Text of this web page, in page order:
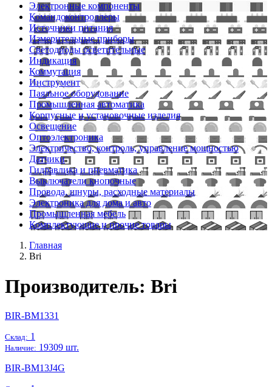
Электронные компоненты
Командоконтроллеры
Источники питания
Измерительные приборы
Светодиоды осветительные
Индикация
Коммутация
Инструмент
Паяльное оборудование
Промышленная автоматика
Корпусные и установочные изделия
Освещение
Оптоэлектроника
Электричество, контроль, управление мощностью
Датчики
Гидравлика и пневматика
Выключатели кнопочные
Провода, шнуры, расходные материалы
Электроника для дома и авто
Промышленная мебель
Комплектующие и прочие товары
Главная
Bri
Производитель: Bri
BIR-BM1331
Склад: 1
Наличие: 19309 шт.
BIR-BM13J4G